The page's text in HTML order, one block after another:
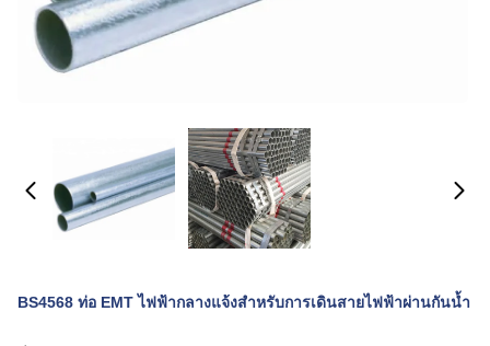
BS4568 ท่อ EMT ไฟฟ้ากลางแจ้งสำหรับการเดินสายไฟฟ้าผ่านกันน้ำ